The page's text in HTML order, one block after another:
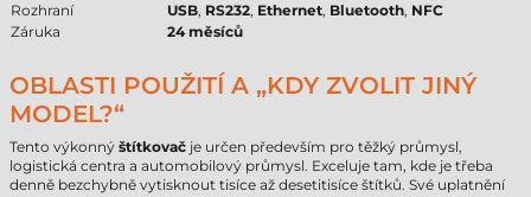
Rozhraní
USB, RS232, Ethernet, Bluetooth, NFC
Záruka
24 měsíců
OBLASTI POUŽITÍ A „KDY ZVOLIT JINÝ
MODEL?“
Tento výkonný štítkovač je určen především pro těžký průmysl,
logistická centra a automobilový průmysl. Exceluje tam, kde je třeba
denně bezchybně vytisknout tisíce až desetitisíce štítků. Své uplatnění